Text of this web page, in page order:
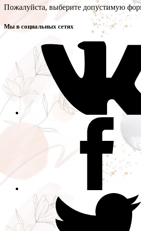
Пожалуйста, выберите допустимую
Мы в социальных сетях